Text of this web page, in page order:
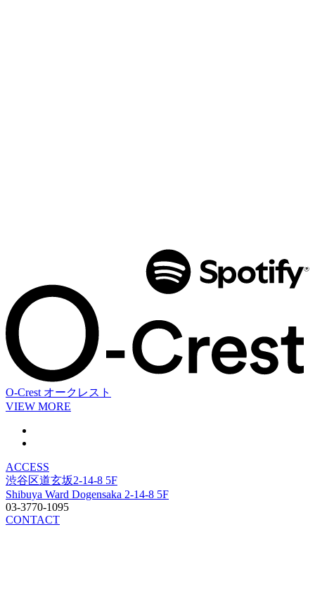
O-Crest オークレスト
VIEW MORE
ACCESS
渋谷区道玄坂2-14-8 5F
Shibuya Ward Dogensaka 2-14-8 5F
03-3770-1095
CONTACT